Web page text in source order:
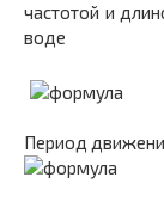
частотой и
воде
Период